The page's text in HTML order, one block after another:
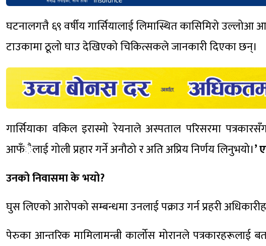
घटनालगत्तै ६९ वर्षीय गार्सियालाई लिमास्थित कासिमिरो
टाउकामा ठूलो घाउ देखिएको चिकित्सकले जानकारी दिएका छन्।
गार्सियाका वकिल इरास्मो रेयनाले अस्पताल परिसरमा
आफँैलाई गोली प्रहार गर्ने अनौठो र अति अप्रिय निर्णय लिनुभयो।’
उनको निवासमा के भयो?
घुस लिएको आरोपको सम्बन्धमा उनलाई पक्राउ गर्न प्रहरी
पेरुका आन्तरिक मामिलामन्त्री कार्लोस मोरानले पत्रकारहरूलाई